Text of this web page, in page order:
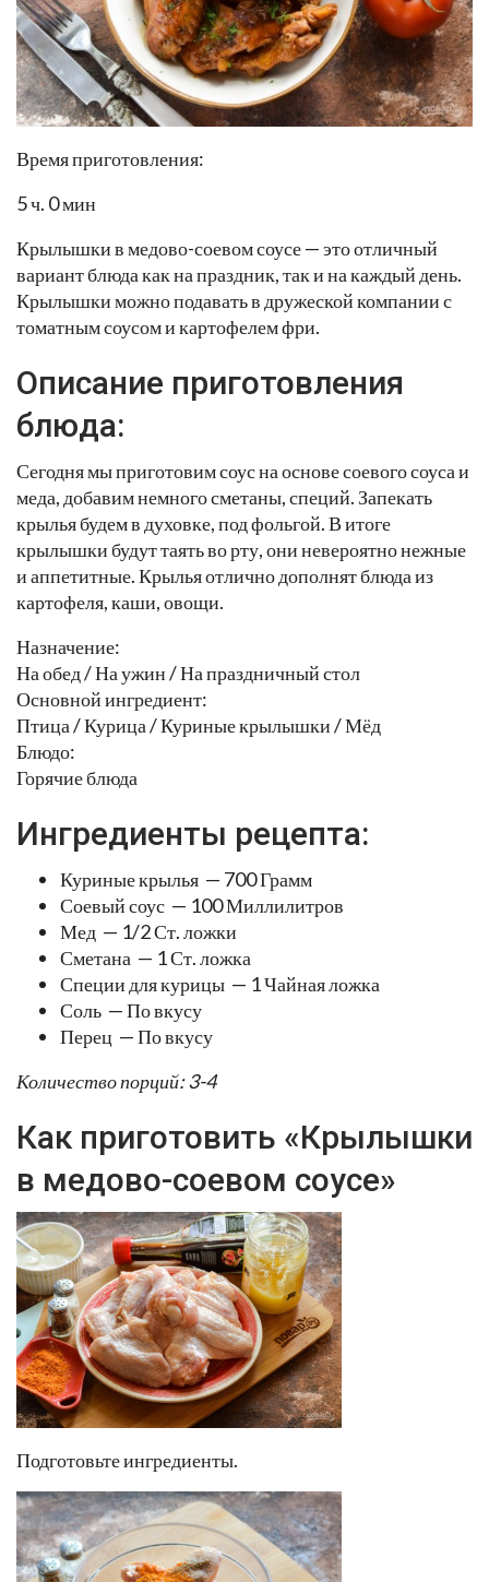
Время приготовления:
5 ч. 0 мин
Крылышки в медово-соевом соусе — это отличный
вариант блюда как на праздник, так и на каждый день.
Крылышки можно подавать в дружеской компании с
томатным соусом и картофелем фри.
Описание приготовления
блюда:
Сегодня мы приготовим соус на основе соевого соуса и
меда, добавим немного сметаны, специй. Запекать
крылья будем в духовке, под фольгой. В итоге
крылышки будут таять во рту, они невероятно нежные
и аппетитные. Крылья отлично дополнят блюда из
картофеля, каши, овощи.
Назначение:
На обед / На ужин / На праздничный стол
Основной ингредиент:
Птица / Курица / Куриные крылышки / Мёд
Блюдо:
Горячие блюда
Ингредиенты рецепта:
Куриные крылья — 700 Грамм
Соевый соус — 100 Миллилитров
Мед — 1/2 Ст. ложки
Сметана — 1 Ст. ложка
Специи для курицы — 1 Чайная ложка
Соль — По вкусу
Перец — По вкусу
Количество порций: 3-4
Как приготовить «Крылышки
в медово-соевом соусе»
Подготовьте ингредиенты.